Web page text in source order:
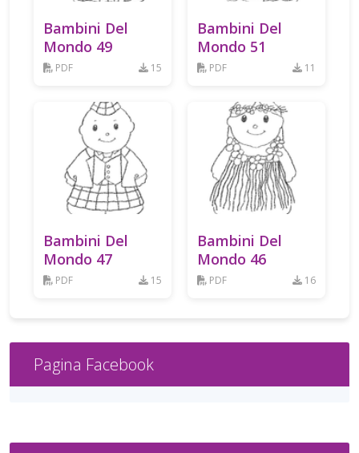
Bambini Del
Mondo 49
PDF 15
Bambini Del
Mondo 51
PDF 11
Bambini Del
Mondo 47
PDF 15
Bambini Del
Mondo 46
PDF 16
Pagina Facebook